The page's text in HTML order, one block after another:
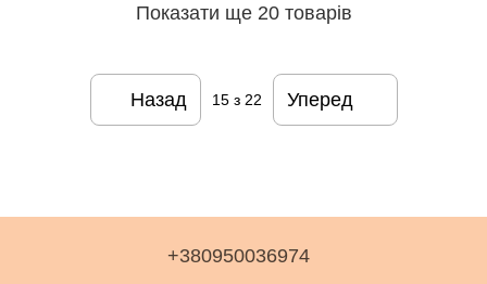
Показати ще 20 товарів
Назад 15з 22 Уперед
+380950036974